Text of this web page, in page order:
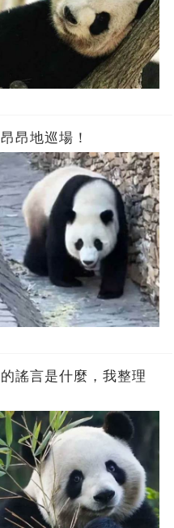
昂地巡場！
謠言是什麼，我整理